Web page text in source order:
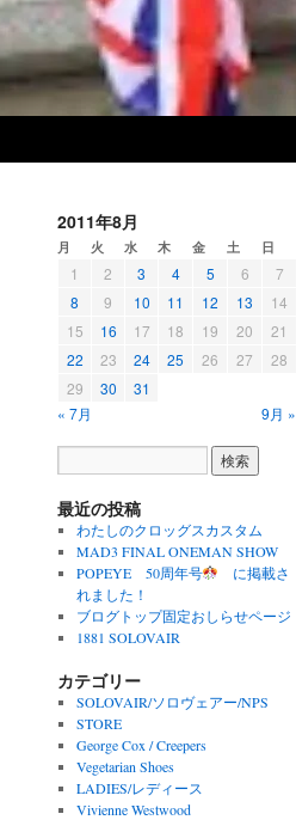
2011年8月
月 火 水 木 金 土 日
1 2 3 4 5 6
7
8
9 10 11 12 13
14
15
16 17 18 19 20
21
22
23 24 25 26 27
28
29
30
31
« 7月
9月 »
最近の投稿
わたしのクロッグスカスタム
MAD3 FINAL ONEMAN SHOW
POPEYE 50周年号
に掲載さ
れました！
ブログトップ固定おしらせページ
1881 SOLOVAIR
カテゴリー
SOLOVAIR/ソロヴェアー/NPS
STORE
George Cox / Creepers
Vegetarian Shoes
LADIES/レディース
Vivienne Westwood